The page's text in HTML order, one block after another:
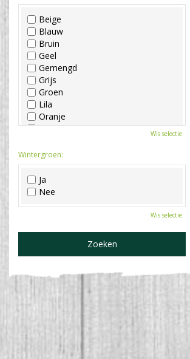
Beige
Blauw
Bruin
Geel
Gemengd
Grijs
Groen
Lila
Oranje
Paars
Roze
Wit
Zwart
Wis selectie
Wintergroen:
Ja
Nee
Wis selectie